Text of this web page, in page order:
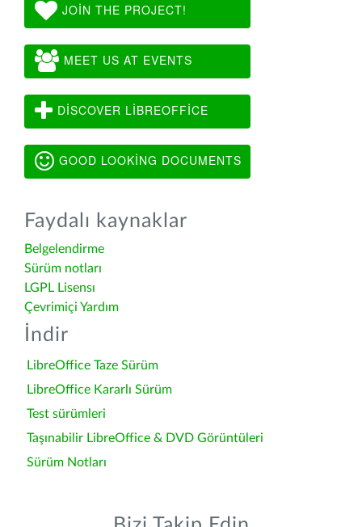
JOIN THE PROJECT!
MEET US AT EVENTS
DISCOVER LIBREOFFICE
GOOD LOOKING DOCUMENTS
Faydalı kaynaklar
Belgelendirme
Sürüm notları
LGPL Lisensı
Çevrimiçi Yardım
İndir
LibreOffice Taze Sürüm
LibreOffice Kararlı Sürüm
Test sürümleri
Taşınabilir LibreOffice & DVD Görüntüleri
Sürüm Notları